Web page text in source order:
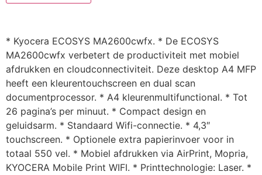
* Kyocera ECOSYS MA2600cwfx. * De ECOSYS
MA2600cwfx verbetert de productiviteit met mobiel
afdrukken en cloudconnectiviteit. Deze desktop A4 MFP
heeft een kleurentouchscreen en dual scan
documentprocessor. * A4 kleurenmultifunctional. * Tot
26 pagina’s per minuut. * Compact design en
geluidsarm. * Standaard Wifi-connectie. * 4,3″
touchscreen. * Optionele extra papierinvoer voor in
totaal 550 vel. * Mobiel afdrukken via AirPrint, Mopria,
KYOCERA Mobile Print WIFI. * Printtechnologie: Laser. *